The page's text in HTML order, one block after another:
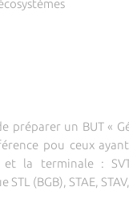
préparer un BUT «
pou ceux
la terminale :
(BGB), STAE, STAV,